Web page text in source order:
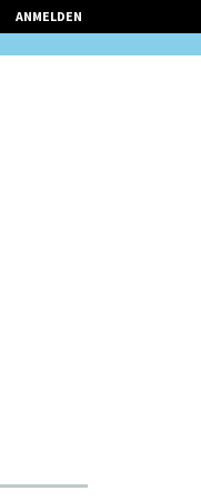
ANMELDEN